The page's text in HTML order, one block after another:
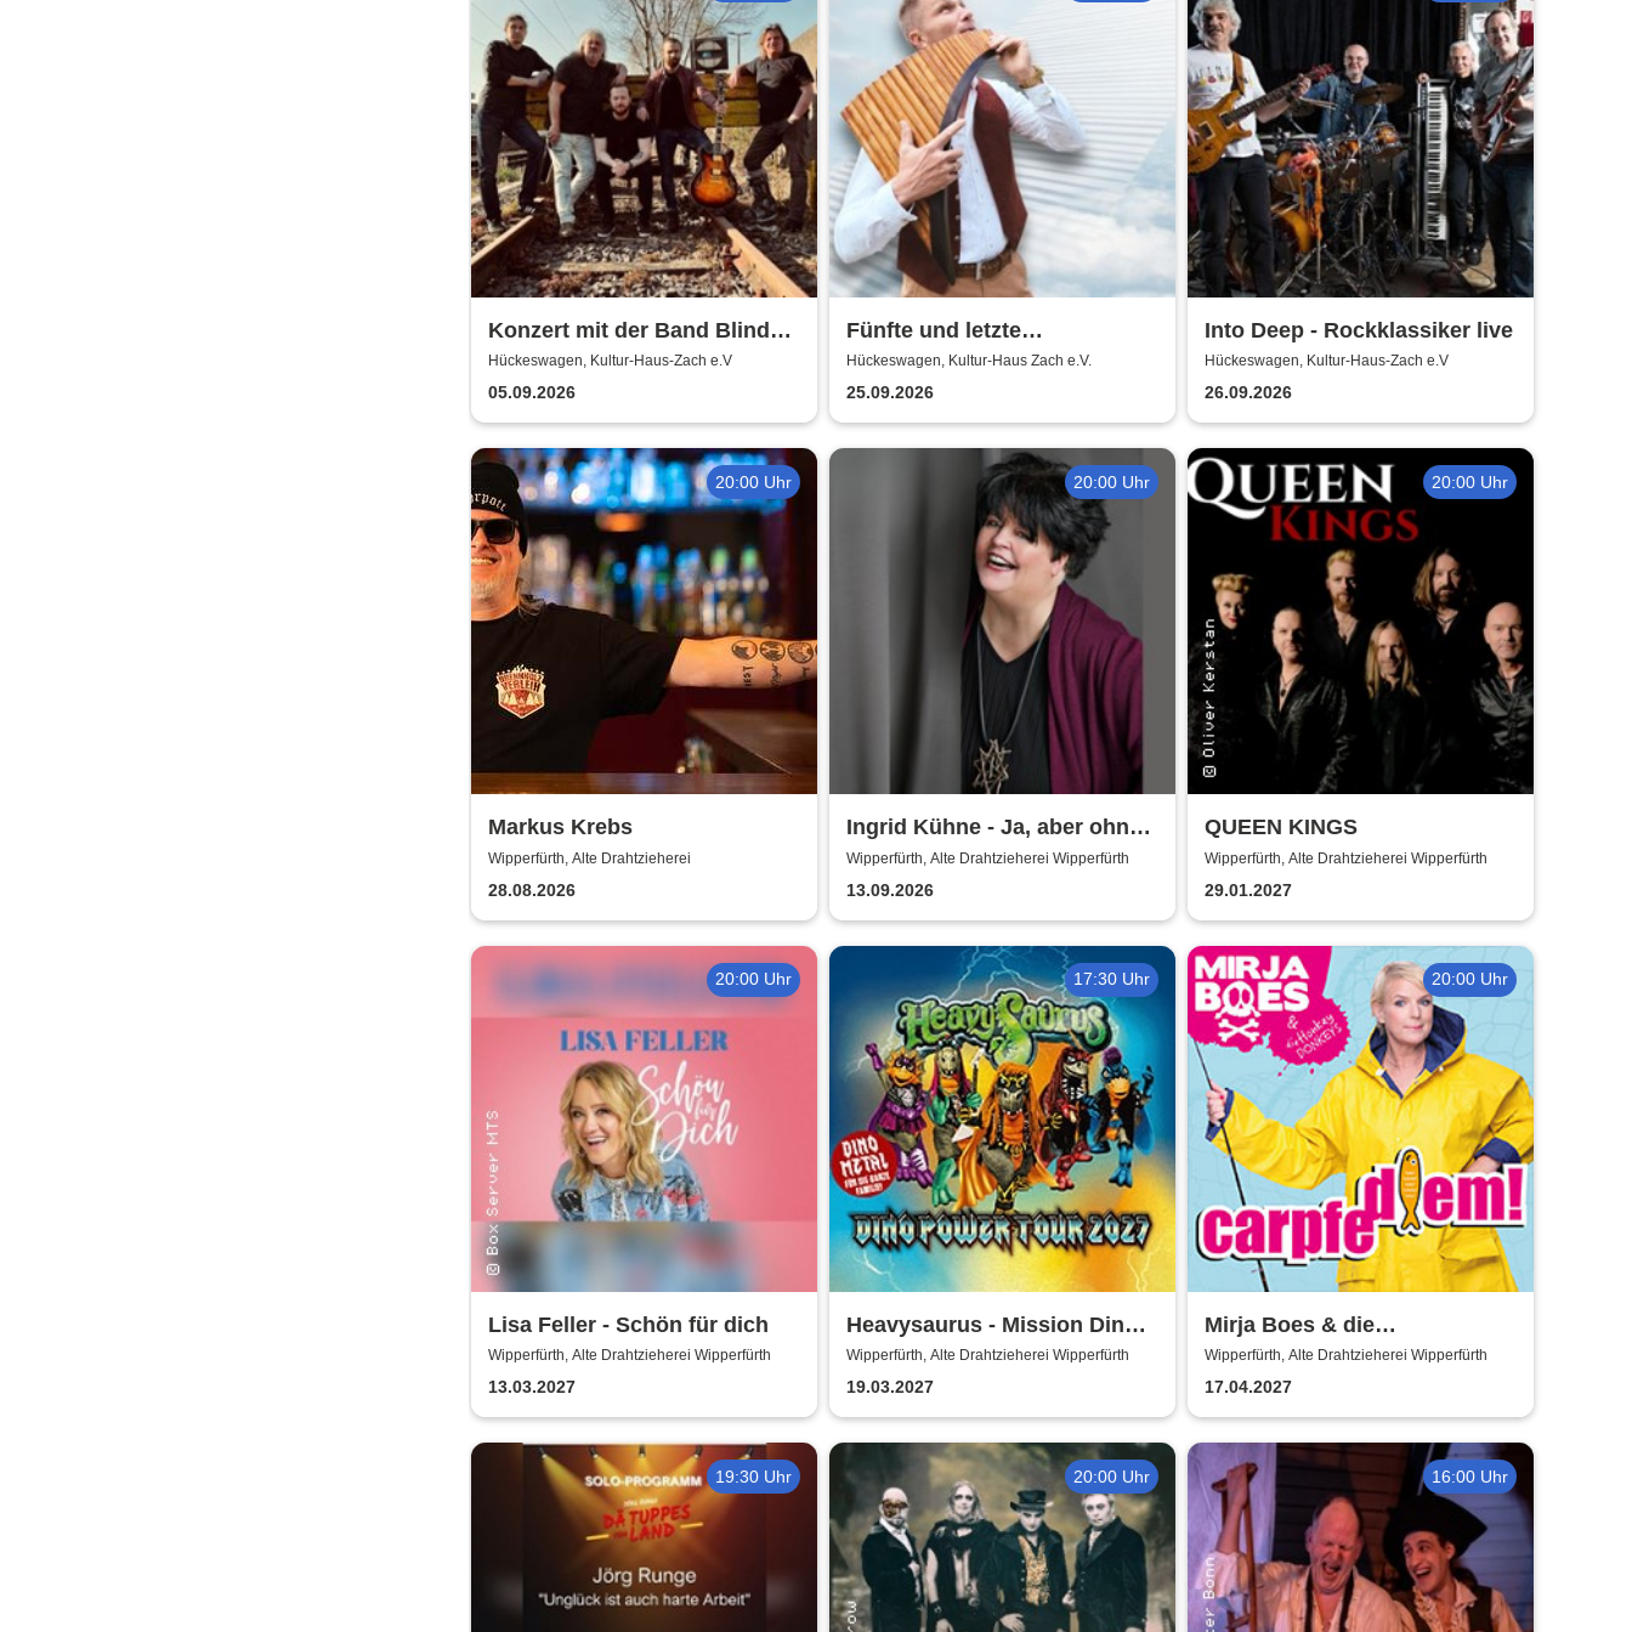
Konzert mit der Band Blind
Feat - Mix aus Blues, Rock,
Balladen, jazzige Akkorde
Hückeswagen, Kultur-Haus-Zach e.V
05.09.2026
Fünfte und letzte
Sommernacht der Klassik
2026
Hückeswagen, Kultur-Haus Zach e.V.
25.09.2026
Into Deep - Rockklassiker live
Hückeswagen, Kultur-Haus-Zach e.V
26.09.2026
20:00 Uhr
Markus Krebs
Wipperfürth, Alte Drahtzieherei
28.08.2026
20:00 Uhr
Ingrid Kühne - Ja, aber ohne
mich!
Wipperfürth, Alte Drahtzieherei Wipperfürth
13.09.2026
20:00 Uhr
QUEEN KINGS
Wipperfürth, Alte Drahtzieherei Wipperfürth
29.01.2027
20:00 Uhr
Lisa Feller - Schön für dich
Wipperfürth, Alte Drahtzieherei Wipperfürth
13.03.2027
17:30 Uhr
Heavysaurus - Mission Dino
Power Tour 2027
Wipperfürth, Alte Drahtzieherei Wipperfürth
19.03.2027
20:00 Uhr
Mirja Boes & die
HonkeyDonkeys - carpfe
diem!
Wipperfürth, Alte Drahtzieherei Wipperfürth
17.04.2027
19:30 Uhr 20:00 Uhr 16:00 Uhr